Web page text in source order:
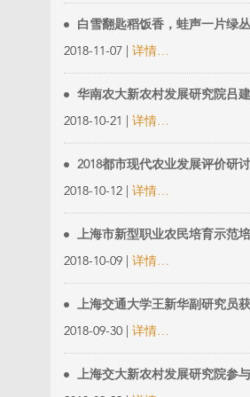
白雪翻匙稻饭香，蛙声一片绿
2018-11-07 | 详情…
华南农大新农村发展研究院吕
2018-10-21 | 详情…
2018都市现代农业发展评价研
2018-10-12 | 详情…
上海市新型职业农民培育示范
2018-10-09 | 详情…
上海交通大学王新华副研究员
2018-09-30 | 详情…
上海交大新农村发展研究院参